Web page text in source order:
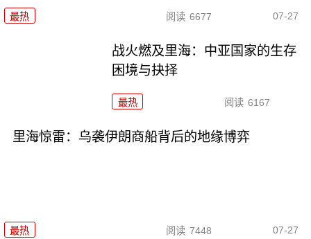
最热 阅读 6677 07-27
战火燃及里海：中亚国家的生存
困境与抉择
最热 阅读 6167
里海惊雷：乌袭伊朗商船背后的地缘博弈
最热 阅读 7448 07-27